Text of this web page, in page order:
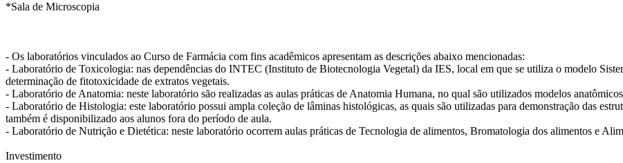
*Sala de Microscopia
- Os laboratórios vinculados ao Curso de Farmácia com fins acadêmicos apresentam as descrições abaixo mencionadas:
- Laboratório de Toxicologia: nas dependências do INTEC (Instituto de Biotecnologia Vegetal) da IES, local em que se utiliza o modelo
determinação de fitotoxicidade de extratos vegetais.
- Laboratório de Anatomia: neste laboratório são realizadas as aulas práticas de Anatomia Humana, no qual são utilizados modelos
- Laboratório de Histologia: este laboratório possui ampla coleção de lâminas histológicas, as quais são utilizadas para demonstração das
também é disponibilizado aos alunos fora do período de aula.
- Laboratório de Nutrição e Dietética: neste laboratório ocorrem aulas práticas de Tecnologia de alimentos, Bromatologia dos alimentos e
Investimento